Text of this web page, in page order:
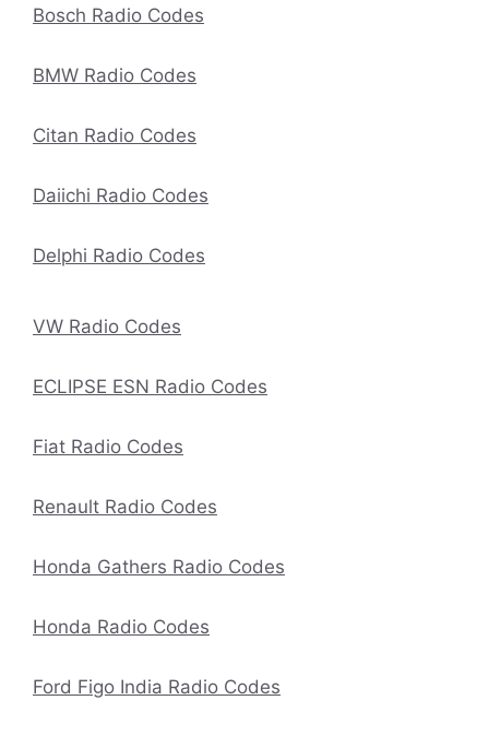
Bosch Radio Codes
BMW Radio Codes
Citan Radio Codes
Daiichi Radio Codes
Delphi Radio Codes
VW Radio Codes
ECLIPSE ESN Radio Codes
Fiat Radio Codes
Renault Radio Codes
Honda Gathers Radio Codes
Honda Radio Codes
Ford Figo India Radio Codes